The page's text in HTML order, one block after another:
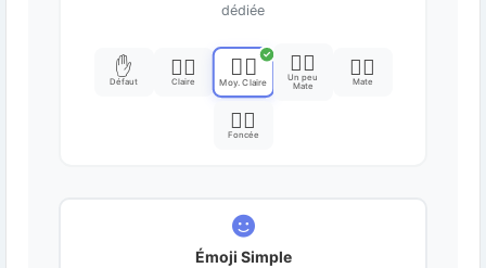
dédiée
✋
Défaut
✋🏻
Claire
✓
✋🏼
Moy. Claire
✋🏽
Un peu
Mate
✋🏾
Mate
✋🏿
Foncée
Émoji Simple